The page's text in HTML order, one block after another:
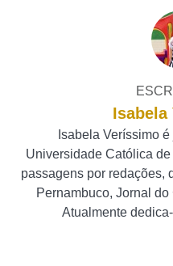
Isabela
Isabela Veríssimo
Universidade Católica
passagens por redações,
Pernambuco, Jornal
Atualmente